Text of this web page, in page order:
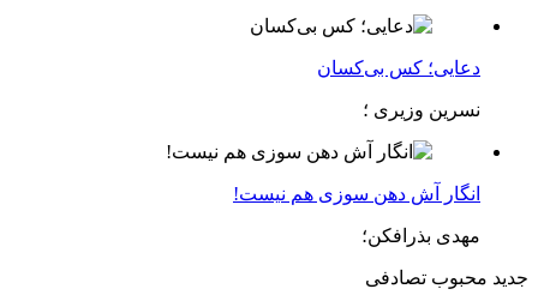
دعایی؛ کس بی‌کسان
نسرین وزیری ؛
انگار آش دهن سوزی هم نیست!
مهدی بذرافکن؛
جدید محبوب تصادفی